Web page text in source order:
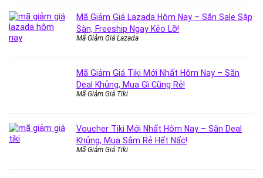
Mã Giảm Giá Lazada Hôm Nay – Săn Sale Sập
Sàn, Freeship Ngay Kẻo Lỡ!
Mã Giảm Giá Lazada
Mã Giảm Giá Tiki Mới Nhất Hôm Nay – Săn
Deal Khủng, Mua Gì Cũng Rẻ!
Mã Giảm Giá Tiki
Voucher Tiki Mới Nhất Hôm Nay – Săn Deal
Khủng, Mua Sắm Rẻ Hết Nấc!
Mã Giảm Giá Tiki